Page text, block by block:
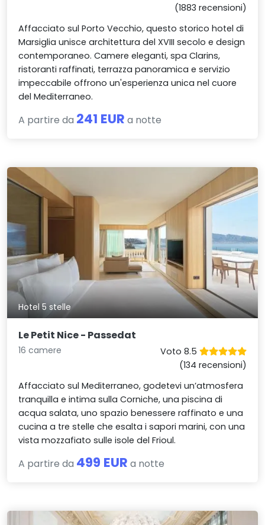
(1883 recensioni)
Affacciato sul Porto Vecchio, questo storico hotel di
Marsiglia unisce architettura del XVIII secolo e design
contemporaneo. Camere eleganti, spa Clarins,
ristoranti raffinati, terrazza panoramica e servizio
impeccabile offrono un'esperienza unica nel cuore
del Mediterraneo.
A partire da 241 EUR a notte
Hotel 5 stelle
Le Petit Nice - Passedat
16 camere
Voto 8.5
(134 recensioni)
Affacciato sul Mediterraneo, godetevi un’atmosfera
tranquilla e intima sulla Corniche, una piscina di
acqua salata, uno spazio benessere raffinato e una
cucina a tre stelle che esalta i sapori marini, con una
vista mozzafiato sulle isole del Frioul.
A partire da 499 EUR a notte